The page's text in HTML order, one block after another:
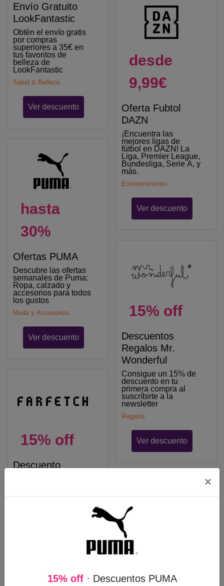
Envío Gratuito
LookFantastic
Obtén el envío gratis
por compras
superiores a 35€ en
tus favoritos de
belleza de
LookFantastic
Salud & Belleza
Ver descuento
hasta
30%
Ofertas PUMA
Descubre las ofertas
semanales de Puma:
Ropa, calzado y
accesorios para todos
los gustos
Moda y Accesorios
Ver descuento
15% off
Descuento
×
15% off· Descuentos PUMA
desde
9,99€
Oferta Fubtol
DAZN
¡Encuentra las
mejores ligas de
fútbol en DAZN! La
Liga, Premier League,
Bundesliga, Serie A, y
más.
Entretenimiento
Ver descuento
15% off
Descuentos
Regalos Mr.
Wonderful
Consigue un 15% de
descuento en tu
primera compra al
suscríbirte a la
newsletter
Regalos
Ver descuento
Alojamiento
Barato
Descubre las mejores